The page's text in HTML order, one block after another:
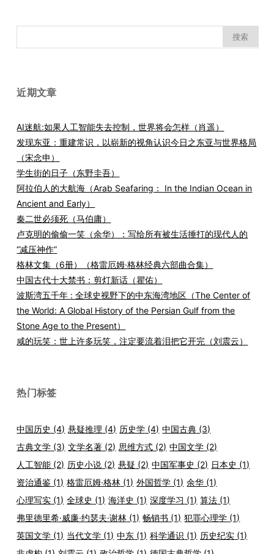
索：
近期文章
AI迷航:如果人工智能失去控制，世界将会怎样（肖遥）
发现东亚：重建常识，以崭新的视角认识今日之东亚与世界格局
（宋念申）
学生街的日子（东野圭吾）
阿拉伯人的大航海（Arab Seafaring： In the Indian Ocean in
Ancient and Early）
秦二世必须死（马伯庸）
卢克明的偷偷一笑（余华）：写给所有被生活捶打的现代人的
“减压神作”
格林文集（6册）（格雷厄姆·格林经典六部曲合集）
中国古代十大禁书：剪灯新话（瞿佑）
波斯湾五千年 : 全球史视野下的中东海湾地区（The Center of
the World: A Global History of the Persian Gulf from the
Stone Age to the Present）
咸的玩笑：世上许多玩笑，注定要流着泪把它开完（刘震云）
热门标签
中国历史 (4) 悬疑推理 (4) 历史学 (4) 中国古典 (3)
古典文学 (3) 文学名著 (2) 思维方式 (2) 中国文学 (2)
人工智能 (2) 历史小说 (2) 悬疑 (2) 中国军事史 (2) 日本史 (1)
资治通鉴 (1) 格雷厄姆·格林 (1) 外国哲学 (1) 余华 (1)
心理写实 (1) 全球史 (1) 海洋史 (1) 深度学习 (1) 算法 (1)
弗里德里希·威廉·约瑟夫·谢林 (1) 畅销书 (1) 犯罪心理学 (1)
英国文学 (1) 当代文学 (1) 中东 (1) 科学通识 (1) 历史纪实 (1)